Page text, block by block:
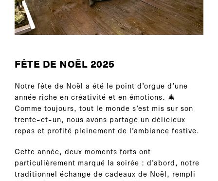
FÊTE DE NOËL 2025
Notre fête de Noël a été le point d’orgue d’une
année riche en créativité et en émotions. 🎄
Comme toujours, tout le monde s’est mis sur son
trente-et-un, nous avons partagé un délicieux
repas et profité pleinement de l’ambiance festive.
Cette année, deux moments forts ont
particulièrement marqué la soirée : d’abord, notre
traditionnel échange de cadeaux de Noël, rempli